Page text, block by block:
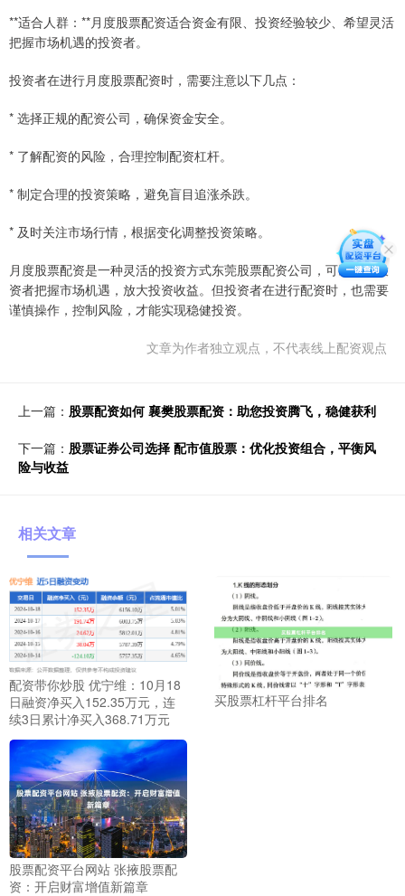
**适合人群：**月度股票配资适合资金有限、投资经验较少、希望灵活
把握市场机遇的投资者。
投资者在进行月度股票配资时，需要注意以下几点：
* 选择正规的配资公司，确保资金安全。
* 了解配资的风险，合理控制配资杠杆。
* 制定合理的投资策略，避免盲目追涨杀跌。
* 及时关注市场行情，根据变化调整投资策略。
月度股票配资是一种灵活的投资方式东莞股票配资公司，可以帮助投
资者把握市场机遇，放大投资收益。但投资者在进行配资时，也需要
谨慎操作，控制风险，才能实现稳健投资。
文章为作者独立观点，不代表线上配资观点
上一篇： 股票配资如何 襄樊股票配资：助您投资腾飞，稳健获利
下一篇： 股票证券公司选择 配市值股票：优化投资组合，平衡风
险与收益
相关文章
配资带你炒股 优宁维：10月18
日融资净买入152.35万元，连
续3日累计净买入368.71万元
买股票杠杆平台排名
股票配资平台网站 张掖股票配
资：开启财富增值新篇章